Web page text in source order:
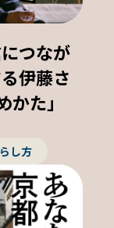
つなが
伊藤さ
た」
し方